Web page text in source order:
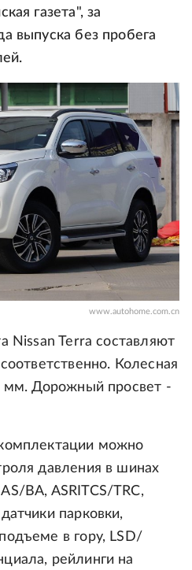
газета", за
выпуска без пробега
www.autohome.com.cn
Nissan Terra составляют
Колесная
мм. Дорожный просвет -
можно
давления в шинах
BA, ASRITCS/TRC,
парковки,
в гору, LSD/
рейлинги на